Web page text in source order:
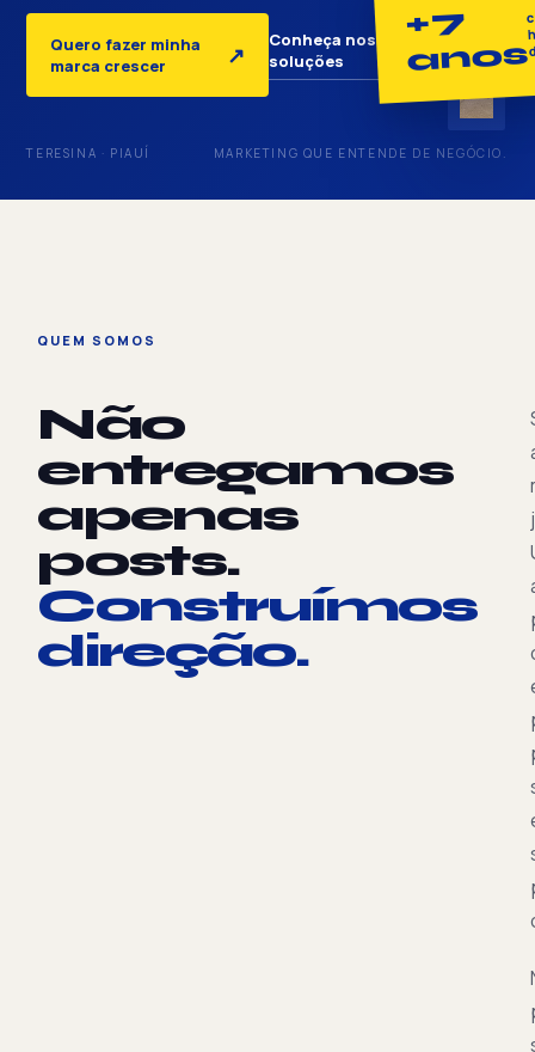
Quero fazer minha
marca crescer
↗
Conheça nossas
soluções
↓
+7
anos
TERESINA · PIAUÍ MARKETING QUE ENTENDE DE NEGÓCIO.
QUEM SOMOS
Não
entregamos
apenas
posts.
Construímos
direção.